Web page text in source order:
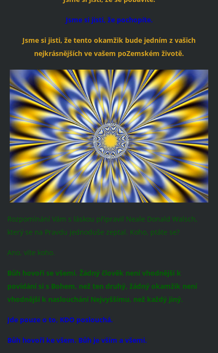
Jsme si jisti, že pochopíte.
Jsme si jisti, že tento okamžik bude jedním z vašich
nejkrásnějších ve vašem poZemském životě.
Rozpomínání Vám s láskou připravil Neale Donald Walsch,
který se na Pravdu jednoduše zeptal. Koho, ptáte se?
Ano, víte koho.
Bůh hovoří se všemi. Žádný člověk není vhodnější k
povídání si s Bohem, než ten druhý, žádný okamžik není
vhodnější k naslouchání Nejvyššímu, než každý jiný.
Jde pouze o to, KDO poslouchá.
Bůh hovoří ke všem. Bůh je vším a všemi.